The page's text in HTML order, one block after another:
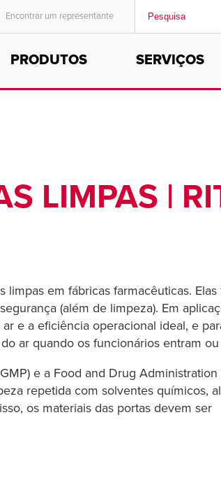
MIDDLE EAST/
English
Encontrar um representante
PRODUTOS SERVIÇOS
LIMPAS |
em fábricas farmacêuticas. Elas
(além de limpeza). Em
e a eficiência operacional ideal, e
ar quando os funcionários entram ou
e a Food and Drug Administration
repetida com solventes químicos,
os materiais das portas devem ser